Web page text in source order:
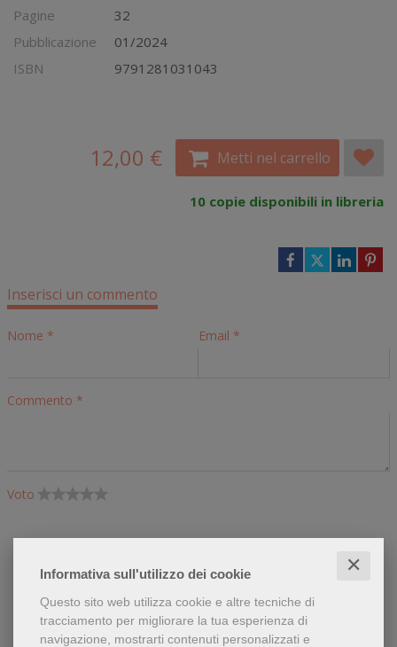
Informativa sull'utilizzo dei cookie ✕
Questo sito web utilizza cookie e altre tecniche di
tracciamento per migliorare la tua esperienza di
navigazione, mostrarti contenuti personalizzati e
Pagine
32
Pubblicazione
01/2024
ISBN
9791281031043
12,00 € Metti nel carrello
10 copie disponibili in libreria
Inserisci un commento
Nome * Email *
Commento *
Voto
Libri dello stesso autore